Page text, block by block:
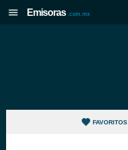
Emisoras .com.mx
FAVORITOS